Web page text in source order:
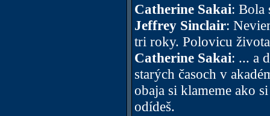
Catherine Sakai: Bola
Jeffrey Sinclair:
tri roky. Polovicu
Catherine Sakai: ... a
starých časoch v
obaja si klameme ako
odídeš.